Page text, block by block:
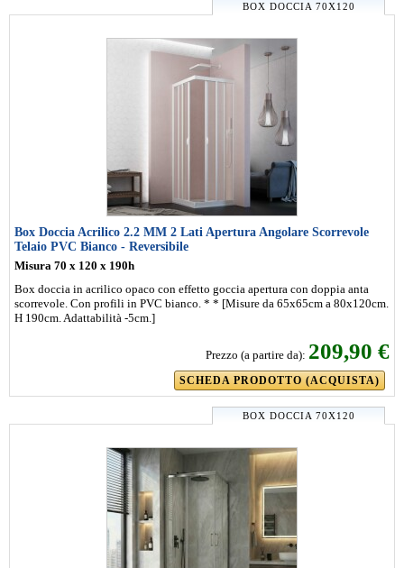
BOX DOCCIA 70X120
Box Doccia Acrilico 2.2 MM 2 Lati Apertura Angolare Scorrevole
Telaio PVC Bianco - Reversibile
Misura 70 x 120 x 190h
Box doccia in acrilico opaco con effetto goccia apertura con doppia anta
scorrevole. Con profili in PVC bianco. * * [Misure da 65x65cm a 80x120cm.
H 190cm. Adattabilità -5cm.]
Prezzo (a partire da): 209,90 €
SCHEDA PRODOTTO (ACQUISTA)
BOX DOCCIA 70X120